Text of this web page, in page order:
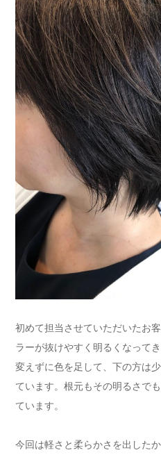
初めて担当させていただいたお
ラーが抜けやすく明るくなって
変えずに色を足して、下の方は
ています。根元もその明るさで
ています。
今回は軽さと柔らかさを出した